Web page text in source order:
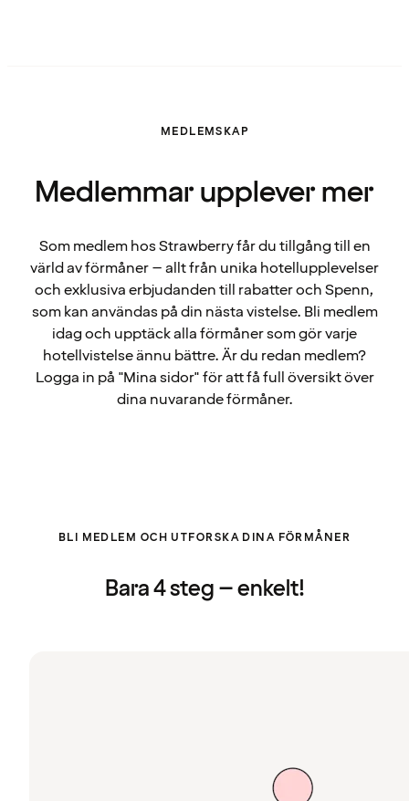
MEDLEMSKAP
Medlemmar upplever mer
Som medlem hos Strawberry får du tillgång till en
värld av förmåner – allt från unika hotellupplevelser
och exklusiva erbjudanden till rabatter och Spenn,
som kan användas på din nästa vistelse. Bli medlem
idag och upptäck alla förmåner som gör varje
hotellvistelse ännu bättre. Är du redan medlem?
Logga in på "Mina sidor" för att få full översikt över
dina nuvarande förmåner.
BLI MEDLEM OCH UTFORSKA DINA FÖRMÅNER
Bara 4 steg – enkelt!